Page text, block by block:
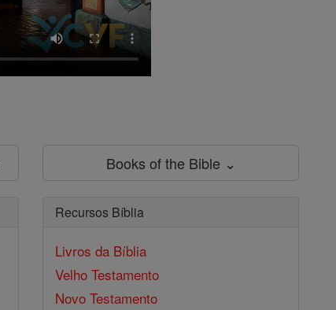
Books of the Bible ⌄
Recursos Bíblia
Livros da Bíblia
Velho Testamento
Novo Testamento